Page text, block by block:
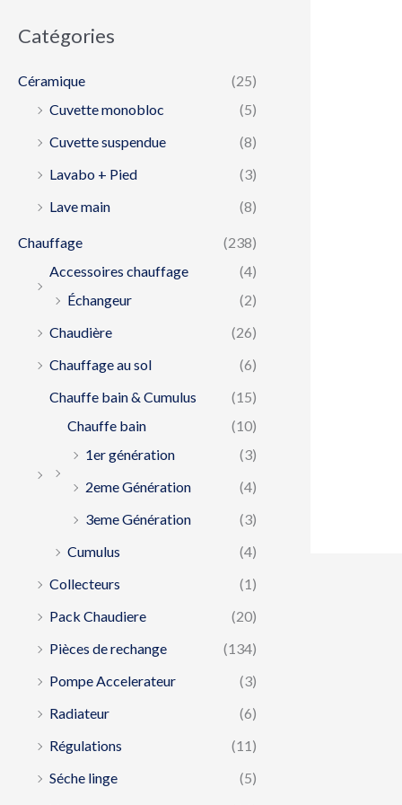
Catégories
Céramique
(25)
Cuvette monobloc
(5)
Cuvette suspendue
(8)
Lavabo + Pied
(3)
Lave main
(8)
Chauffage
(238)
Accessoires chauffage
(4)
Échangeur
(2)
Chaudière
(26)
Chauffage au sol
(6)
Chauffe bain & Cumulus
(15)
Chauffe bain
(10)
1er génération
(3)
2eme Génération
(4)
3eme Génération
(3)
Cumulus
(4)
Collecteurs
(1)
Pack Chaudiere
(20)
Pièces de rechange
(134)
Pompe Accelerateur
(3)
Radiateur
(6)
Régulations
(11)
Séche linge
(5)